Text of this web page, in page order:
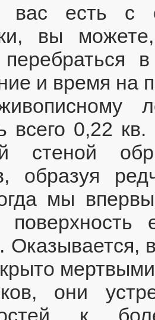
вас есть с
вы
перебраться
и время на
всего 0,22
стеной
образуя
мы
поверхность
они
к